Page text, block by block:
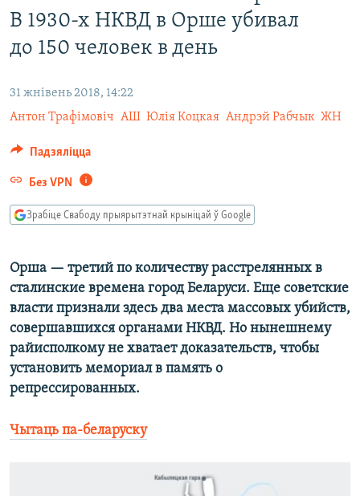
В 1930-х НКВД в Орше убивал
до 150 человек в день
31 жнівень 2018, 14:22
Антон Трафімовіч АШ Юлія Коцкая Андрэй Рабчык ЖН
Падзяліцца
Без VPN
Зрабіце Свабоду прыярытэтнай крыніцай ў Google
Орша — третий по количеству расстрелянных в
сталинские времена город Беларуси. Еще советские
власти признали здесь два места массовых убийств,
совершавшихся органами НКВД. Но нынешнему
райисполкому не хватает доказательств, чтобы
установить мемориал в память о
репрессированных.
Чытаць па-беларуску